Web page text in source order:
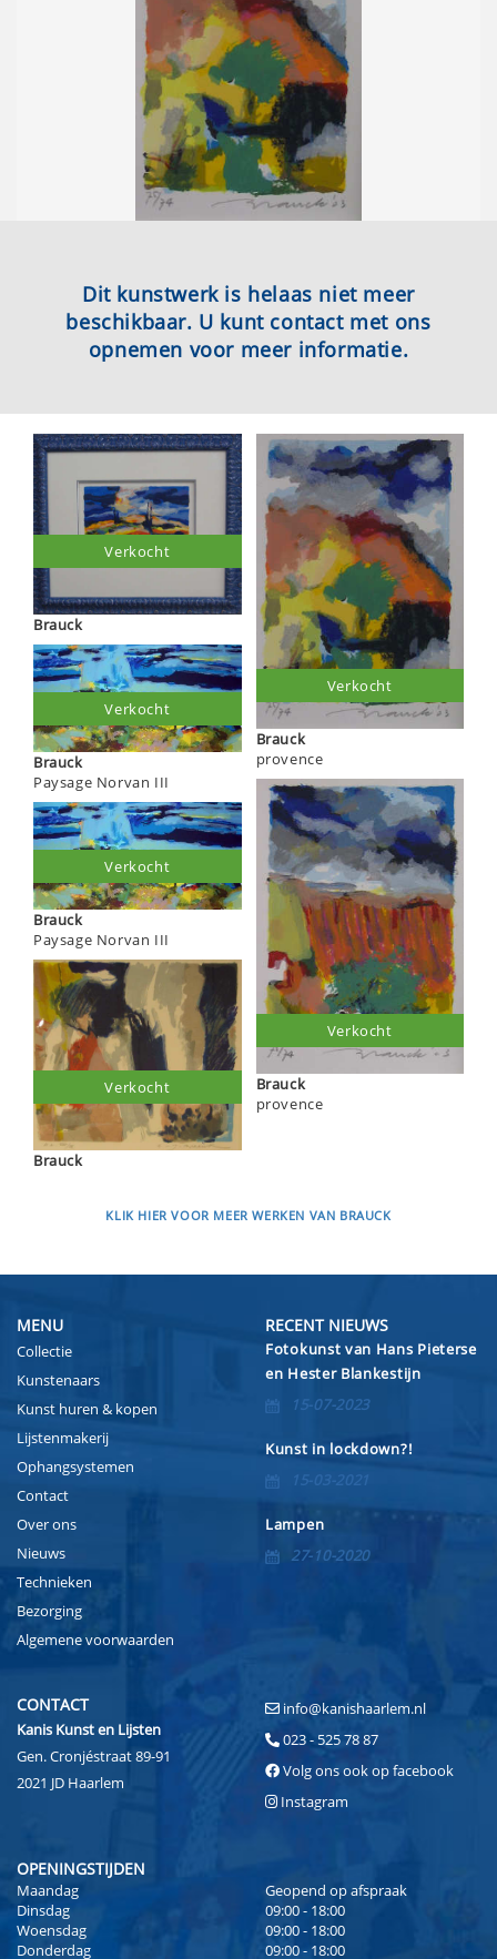
Dit kunstwerk is helaas niet meer
beschikbaar. U kunt contact met ons
opnemen voor meer informatie.
Brauck
Verkocht
Brauck
Paysage Norvan III
Verkocht
Brauck
Paysage Norvan III
Verkocht
Brauck
Verkocht
Brauck
provence
Verkocht
Brauck
provence
Verkocht
KLIK HIER VOOR MEER WERKEN VAN BRAUCK
MENU
Collectie
Kunstenaars
Kunst huren & kopen
Lijstenmakerij
Ophangsystemen
Contact
Over ons
Nieuws
Technieken
Bezorging
Algemene voorwaarden
RECENT NIEUWS
Fotokunst van Hans Pieterse
en Hester Blankestijn
15-07-2023
Kunst in lockdown?!
15-03-2021
Lampen
27-10-2020
CONTACT
Kanis Kunst en Lijsten
Gen. Cronjéstraat 89-91
2021 JD Haarlem
info@kanishaarlem.nl
023 - 525 78 87
Volg ons ook op facebook
Instagram
OPENINGSTIJDEN
Maandag
Geopend op afspraak
Dinsdag
09:00 - 18:00
Woensdag
09:00 - 18:00
Donderdag
09:00 - 18:00